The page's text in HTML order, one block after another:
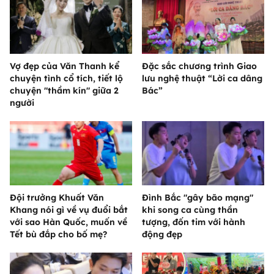
Vợ đẹp của Văn Thanh kể
chuyện tình cổ tích, tiết lộ
chuyện "thầm kín" giữa 2
người
Đặc sắc chương trình Giao
lưu nghệ thuật “Lời ca dâng
Bác”
Đội trưởng Khuất Văn
Khang nói gì về vụ đuổi bắt
với sao Hàn Quốc, muốn về
Tết bù đắp cho bố mẹ?
Đình Bắc "gây bão mạng"
khi song ca cùng thần
tượng, đốn tim với hành
động đẹp